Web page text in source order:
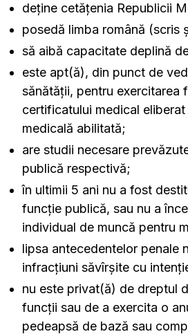
deţine cetăţenia Republicii
posedă limba română (scris
să aibă capacitate deplină
este apt(ă), din punct de
sănătăţii, pentru exercitarea
certificatului medical
medicală abilitată;
are studii necesare
publică respectivă;
în ultimii 5 ani nu a fost
funcţie publică, sau nu a
individual de muncă pentru
lipsa antecedentelor penale
infracţiuni săvîrşite cu
nu este privat(ă) de dreptul
funcţii sau de a exercita o
pedeapsă de bază sau